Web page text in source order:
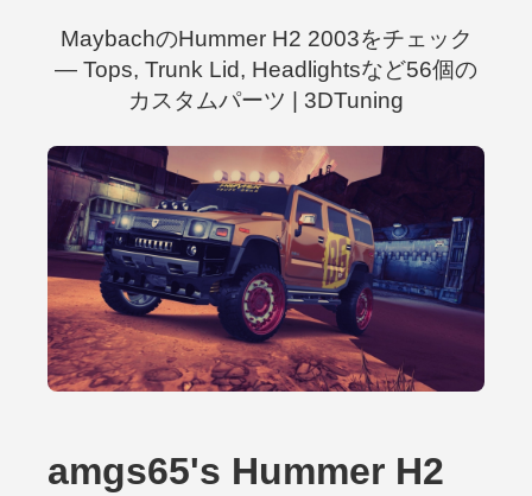
MaybachのHummer H2 2003をチェック
— Tops, Trunk Lid, Headlightsなど56個の
カスタムパーツ | 3DTuning
amgs65's Hummer H2